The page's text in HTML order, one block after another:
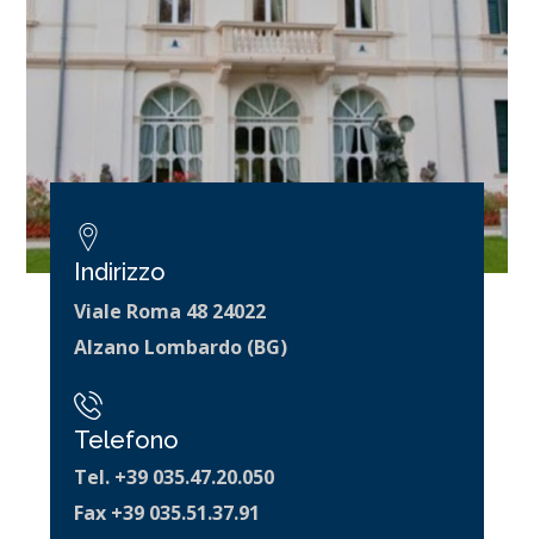
Indirizzo
Viale Roma 48 24022
Alzano Lombardo (BG)
Telefono
Tel. +39 035.47.20.050
Fax +39 035.51.37.91